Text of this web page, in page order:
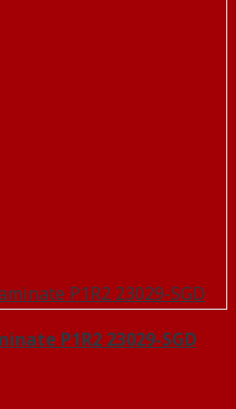
P1R2 23029-SGD